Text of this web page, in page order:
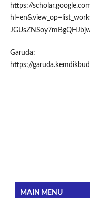
https://
Garuda:
https://
MAIN MENU